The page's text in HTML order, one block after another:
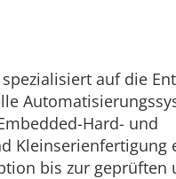
auf die
Hard- und
Kleinserienfertigung
bis zur geprüften